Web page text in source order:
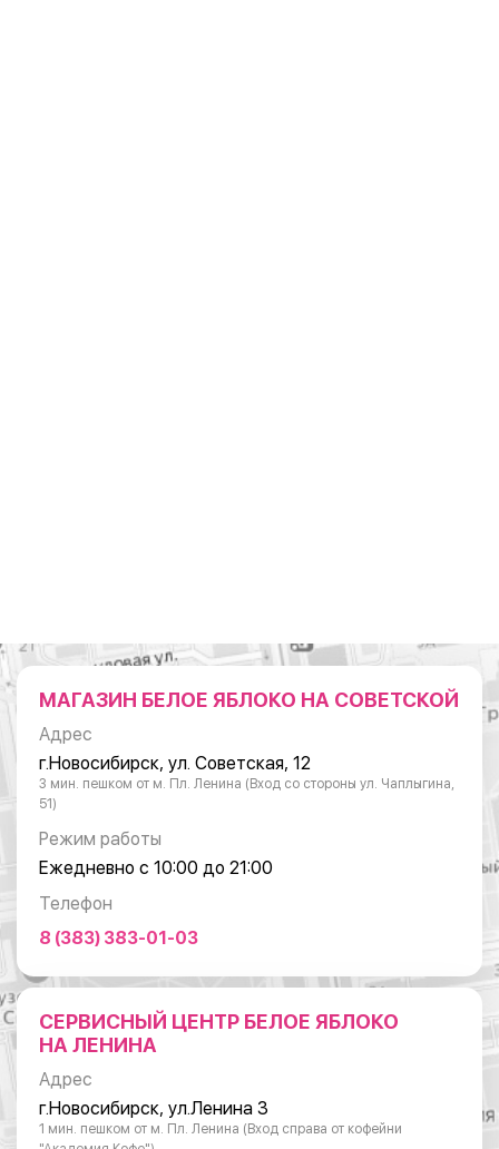
МАГАЗИН БЕЛОЕ ЯБЛОКО НА СОВЕТСКОЙ
Адрес
г.Новосибирск, ул. Советская, 12
3 мин. пешком от м. Пл. Ленина (Вход со стороны ул. Чаплыгина,
51)
Режим работы
Ежедневно с 10:00 до 21:00
Телефон
8 (383) 383-01-03
СЕРВИСНЫЙ ЦЕНТР БЕЛОЕ ЯБЛОКО
НА ЛЕНИНА
Адрес
г.Новосибирск, ул.Ленина 3
1 мин. пешком от м. Пл. Ленина (Вход справа от кофейни